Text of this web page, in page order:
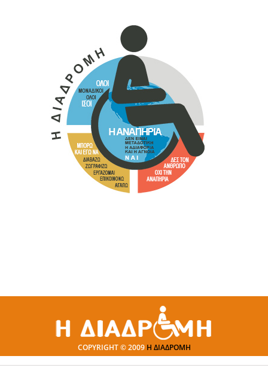
COPYRIGHT © 2009 Η ΔΙΑΔΡΟΜΗ